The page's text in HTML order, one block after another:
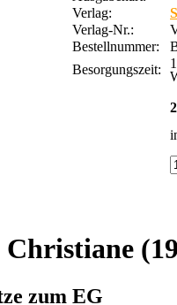
Verlag:
Verlag-Nr.:
Bestellnummer:
Besorgungszeit:
zum EG